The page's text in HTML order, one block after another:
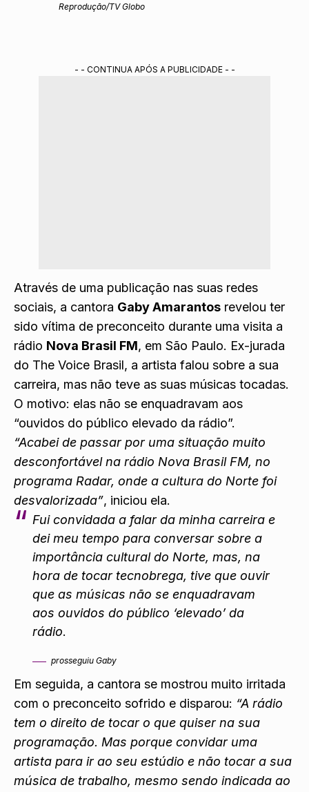
Reprodução/TV Globo
- - CONTINUA APÓS A PUBLICIDADE - -
Através de uma publicação nas suas redes
sociais, a cantora Gaby Amarantos revelou ter
sido vítima de preconceito durante uma visita a
rádio Nova Brasil FM, em São Paulo. Ex-jurada
do The Voice Brasil, a artista falou sobre a sua
carreira, mas não teve as suas músicas tocadas.
O motivo: elas não se enquadravam aos
“ouvidos do público elevado da rádio”.
“Acabei de passar por uma situação muito
desconfortável na rádio Nova Brasil FM, no
programa Radar, onde a cultura do Norte foi
desvalorizada”, iniciou ela.
Fui convidada a falar da minha carreira e
dei meu tempo para conversar sobre a
importância cultural do Norte, mas, na
hora de tocar tecnobrega, tive que ouvir
que as músicas não se enquadravam
aos ouvidos do público ‘elevado’ da
rádio.
prosseguiu Gaby
Em seguida, a cantora se mostrou muito irritada
com o preconceito sofrido e disparou: “A rádio
tem o direito de tocar o que quiser na sua
programação. Mas porque convidar uma
artista para ir ao seu estúdio e não tocar a sua
música de trabalho, mesmo sendo indicada ao